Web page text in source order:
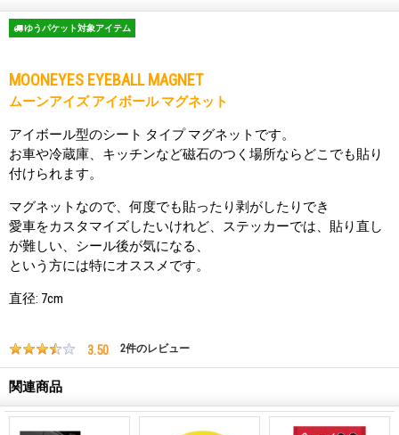
ゆうパケット対象アイテム
MOONEYES EYEBALL MAGNET
ムーンアイズ アイボール マグネット
アイボール型のシート タイプ マグネットです。
お車や冷蔵庫、キッチンなど磁石のつく場所ならどこでも貼り
付けられます。
マグネットなので、何度でも貼ったり剥がしたりでき
愛車をカスタマイズしたいけれど、ステッカーでは、貼り直し
が難しい、シール後が気になる、
という方には特にオススメです。
直径: 7cm
3.50 2件のレビュー
関連商品